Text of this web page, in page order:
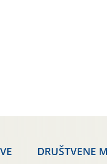
DRUŠTVENE